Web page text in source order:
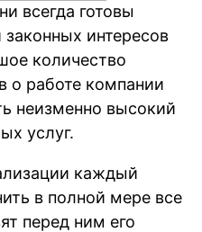
всегда готовы
законных интересов
количество
о работе компании
неизменно высокий
услуг.
каждый
в полной мере все
перед ним его